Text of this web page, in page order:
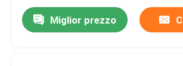
Miglior prezzo